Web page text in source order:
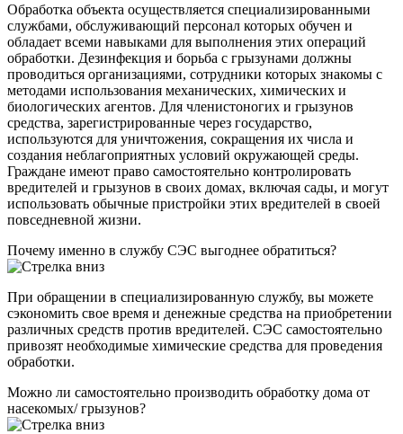
Обработка объекта осуществляется специализированными
службами, обслуживающий персонал которых обучен и
обладает всеми навыками для выполнения этих операций
обработки. Дезинфекция и борьба с грызунами должны
проводиться организациями, сотрудники которых знакомы с
методами использования механических, химических и
биологических агентов. Для членистоногих и грызунов
средства, зарегистрированные через государство,
используются для уничтожения, сокращения их числа и
создания неблагоприятных условий окружающей среды.
Граждане имеют право самостоятельно контролировать
вредителей и грызунов в своих домах, включая сады, и могут
использовать обычные пристройки этих вредителей в своей
повседневной жизни.
Почему именно в службу СЭС выгоднее обратиться?
При обращении в специализированную службу, вы можете
сэкономить свое время и денежные средства на приобретении
различных средств против вредителей. СЭС самостоятельно
привозят необходимые химические средства для проведения
обработки.
Можно ли самостоятельно производить обработку дома от
насекомых/ грызунов?